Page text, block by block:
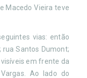
Macedo Vieira teve
vias: então
rua Santos Dumont;
em frente da
Ao lado do